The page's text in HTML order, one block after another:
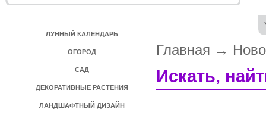
ЛУННЫЙ КАЛЕНДАРЬ
ОГОРОД
САД
ДЕКОРАТИВНЫЕ РАСТЕНИЯ
ЛАНДШАФТНЫЙ ДИЗАЙН
Главная →
Искать,